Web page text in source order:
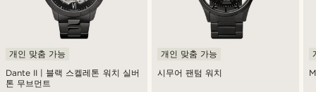
Dante II | 블랙 스켈레톤 워치 실버
톤 무브먼트
개인 맞춤 가능
시무어 팬텀 워치
개인 맞춤 가능